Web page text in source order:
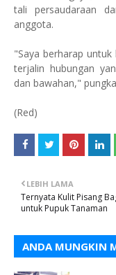
tali persaudaraan
anggota.
"Saya berharap
terjalin hubungan
dan bawahan,"
(Red)
LEBIH LAMA
Ternyata Kulit Pisang
untuk Pupuk Tanaman
ANDA MUNGKIN